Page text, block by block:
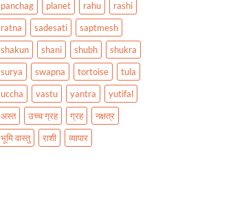
panchag
planet rahu
rashi
ratna
sadesati
saptmesh
shakun
shani shubh
shukra
surya
swapna tortoise
tula
uccha
vastu yantra
yutifal
अस्त
उच्च ग्रह ग्रह
नक्षत्र
भूमि वास्तु
राशी व्यापार